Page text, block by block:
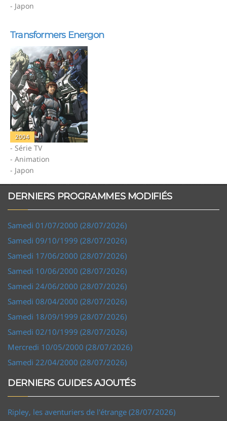
- Japon
Transformers Energon
2004
- Série TV
- Animation
- Japon
DERNIERS PROGRAMMES MODIFIÉS
Samedi 01/07/2000 (28/07/2026)
Samedi 09/10/1999 (28/07/2026)
Samedi 17/06/2000 (28/07/2026)
Samedi 10/06/2000 (28/07/2026)
Samedi 24/06/2000 (28/07/2026)
Samedi 08/04/2000 (28/07/2026)
Samedi 18/09/1999 (28/07/2026)
Samedi 02/10/1999 (28/07/2026)
Mercredi 10/05/2000 (28/07/2026)
Samedi 22/04/2000 (28/07/2026)
DERNIERS GUIDES AJOUTÉS
Ripley, les aventuriers de l'étrange (28/07/2026)